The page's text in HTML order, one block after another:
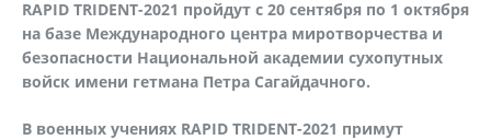
RAPID TRIDENT-2021 пройдут с 20 сентября по 1 октября
на базе Международного центра миротворчества и
безопасности Национальной академии сухопутных
войск имени гетмана Петра Сагайдачного.
В военных учениях RAPID TRIDENT-2021 примут